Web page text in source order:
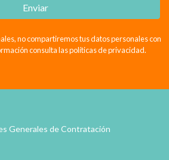
Enviar
no compartiremos tus datos personales con
consulta las políticas de privacidad.
Generales de Contratación